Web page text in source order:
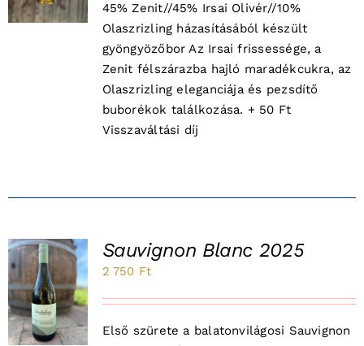
45% Zenit//45% Irsai Olivér//10%
Olaszrizling házasításából készült
gyöngyözőbor Az Irsai frissessége, a
Zenit félszárazba hajló maradékcukra, az
Olaszrizling eleganciája és pezsdítő
buborékok találkozása. + 50 Ft
Visszaváltási díj
Sauvignon Blanc 2025
2 750 Ft
Első szürete a balatonvilágosi Sauvignon